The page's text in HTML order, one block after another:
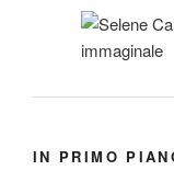
IN PRIMO